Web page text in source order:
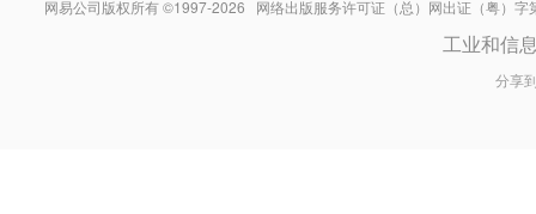
网易公司版权所有 ©1997-2026 网络出版服务许可证（总）网出证（粤）
工业和信
分享